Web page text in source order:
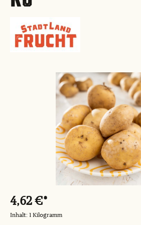
Bildergalerie überspringen
4,62 €*
Inhalt: 1 Kilogramm